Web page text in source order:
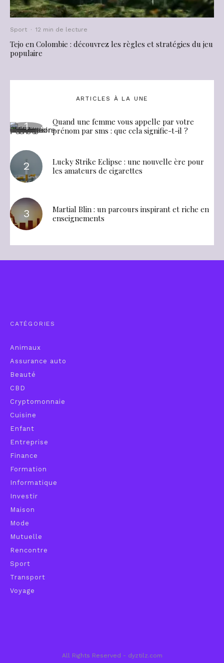
Sport · 12 min de lecture
Tejo en Colombie : découvrez les règles et stratégies du jeu
populaire
ARTICLES À LA UNE
Quand une femme vous appelle par votre
prénom par sms : que cela signifie-t-il ?
Lucky Strike Eclipse : une nouvelle ère pour
les amateurs de cigarettes
Martial Blin : un parcours inspirant et riche en
enseignements
CATÉGORIES
Animaux
Assurance auto
Beauté
CBD
Cryptomonnaie
Cuisine
Enfant
Entreprise
Finance
Formation
Informatique
Investir
Maison
Mode
Mutuelle
Rencontre
Sport
Transport
Voyage
All Rights Reserved - dyztilz.com